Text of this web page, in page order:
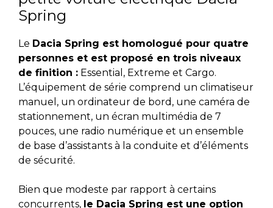
Spring
Le Dacia Spring est homologué pour quatre
personnes et est proposé en trois niveaux
de finition : Essential, Extreme et Cargo.
L’équipement de série comprend un climatiseur
manuel, un ordinateur de bord, une caméra de
stationnement, un écran multimédia de 7
pouces, une radio numérique et un ensemble
de base d’assistants à la conduite et d’éléments
de sécurité.
Bien que modeste par rapport à certains
concurrents, le Dacia Spring est une option